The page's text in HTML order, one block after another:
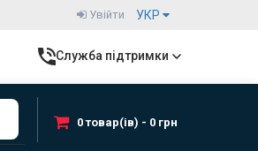
УКР
Увійти
Служба підтримки
0 товар(ів) - 0 грн